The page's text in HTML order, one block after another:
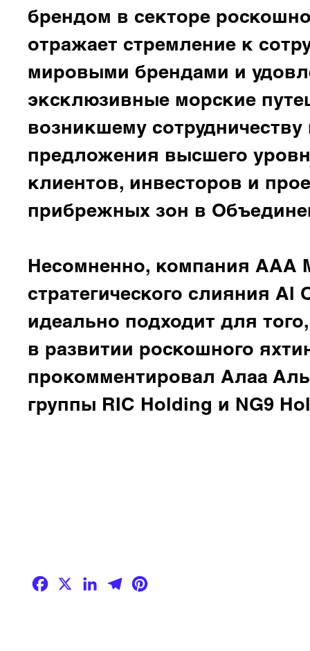
брендом в секторе
отражает стремление к
мировыми брендами и
эксклюзивные морские
возникшему
предложения высшего
клиентов, инвесторов и
прибрежных зон в
Несомненно, компания AAA
стратегического слияния
идеально подходит для
в развитии роскошного
прокомментировал Алаа
группы RIC Holding и NG9
Facebook
X LinkedIn
Telegram